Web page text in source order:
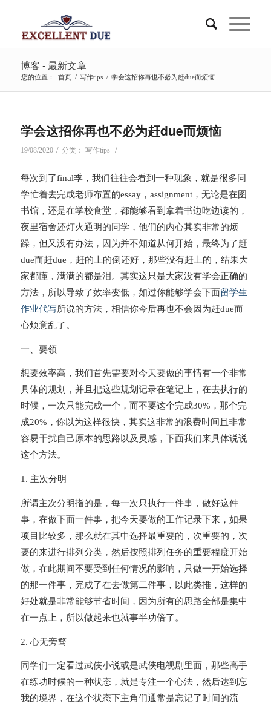
博客 - 最新文章
您的位置： 首页 / 写作tips / 学会这招你再也不必为赶due而烦恼
学会这招你再也不必为赶due而烦恼
19/08/2020 / 分类： 写作tips /
每次到了final季，我们往往会看到一种现象，就是很多同
学忙着去完成老师布置的essay，assignment，无论是在图
书馆，还是在学校食堂，都能够看到拿着书边吃边读的，
夜里宿舍还灯火通明的同学，他们的内心其实非常的烦
躁，但又没有办法，因为并不知道从何开始，最终为了赶
due而赶due，赶的上的倒还好，那些没有赶上的，结果大
家都懂，满满的都是泪。其实这只是大家没有学会正确的
方法，所以导致了效率变低，如过你能够学会下面留学生
作业代写所说的方法，相信你今后再也不会因为赶due而
心烦意乱了。
一、要领
想要效率高，我们首先需要对今天要做的事情有一个非常
具体的规划，并且把这些规划记录在笔记上，在去执行的
时候，一次只能完成一个，而不要这个完成30%，那个完
成20%，你以为这样很快，其实这非常的浪费时间且非常
容易干扰自己原本的思路以及灵感，下面我们来具体说说
这个方法。
1. 主次分明
所谓主次分明指的是，每一次只执行一件事，做好这件
事，在做下面一件事，把今天要做的工作记录下来，如果
项目比较多，那么就在其中选择最重要的，次重要的，次
要的来进行排列分类，然后按照排列任务的重要程度开始
做，在此期间不要受到任何情况的影响，只做一开始选择
的那一件事，完成了在去做第二件事，以此类推，这样的
好处就是非常能够节省时间，因为所有的思路全部是集中
在一点上，所以做起来也就事半功倍了。
2. 心无旁骛
同学们一定看过武侠小说或是武侠电视剧里面，那些高手
在练功时候的一种状态，就是专注一个心法，然后达到忘
我的境界，在这个状态下主角们通常是忘记了时间的流